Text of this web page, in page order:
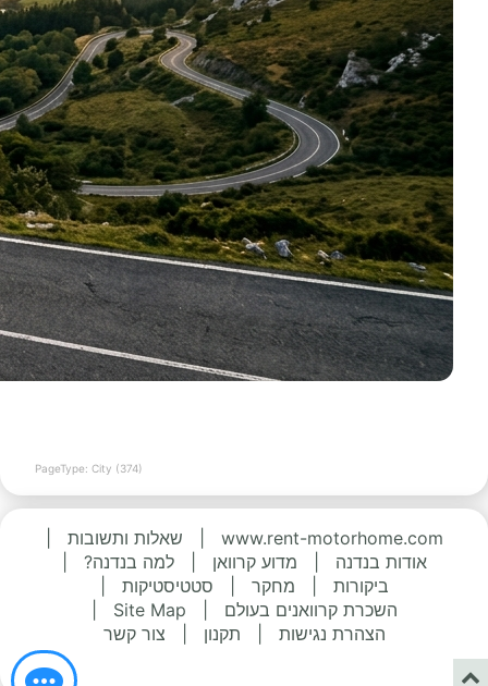
PageType: City (374)
www.rent-motorhome.com שאלות ותשובות
אודות בנדנה
מדוע קרוואן למה בנדנה?
ביקורות
מחקר סטטיסטיקות
השכרת קרוואנים בעולם
Site Map
הצהרת נגישות
תקנון צור קשר